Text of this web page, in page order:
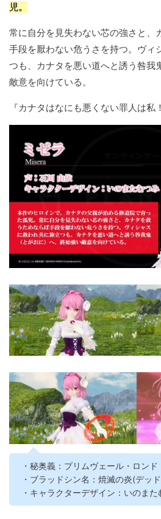
児。
常に自分を見失わない芯の強さと、
手段を厭わない危うさを持つ。ヴィ
つも、カナタを悪い道へと誘う咎我
敵意を向けている。
『カナタはなにも悪くない罪人は私
・秘奥義：プリムヴェール・ロンド
・ブラッドシン名：焼滅の炎(デッ
・キャラクターデザイン：いのまた